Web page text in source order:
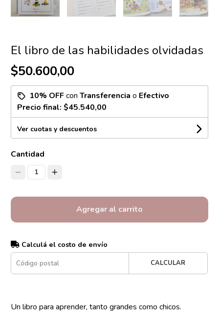
El libro de las habilidades olvidadas
$50.600,00
10% OFFconTransferencia o Efectivo
Precio final:$45.540,00
Ver cuotas y descuentos
Cantidad
1
Agregar al carrito
Calculá el costo de envío
CALCULAR
Un libro para aprender, tanto grandes como chicos.